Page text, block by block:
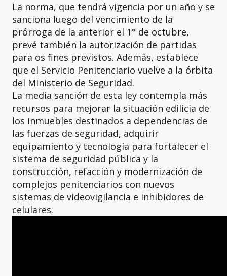
La norma, que tendrá vigencia por un año y se
sanciona luego del vencimiento de la
prórroga de la anterior el 1° de octubre,
prevé también la autorización de partidas
para os fines previstos. Además, establece
que el Servicio Penitenciario vuelve a la órbita
del Ministerio de Seguridad.
La media sanción de esta ley contempla más
recursos para mejorar la situación edilicia de
los inmuebles destinados a dependencias de
las fuerzas de seguridad, adquirir
equipamiento y tecnología para fortalecer el
sistema de seguridad pública y la
construcción, refacción y modernización de
complejos penitenciarios con nuevos
sistemas de videovigilancia e inhibidores de
celulares.